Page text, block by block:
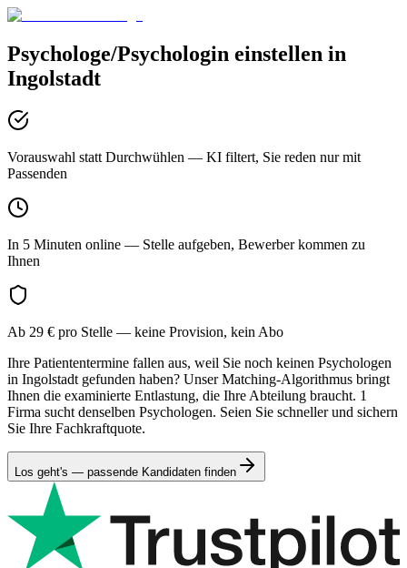
Psychologe/Psychologin einstellen in
Ingolstadt
Vorauswahl statt Durchwühlen — KI filtert, Sie reden nur mit
Passenden
In 5 Minuten online — Stelle aufgeben, Bewerber kommen zu
Ihnen
Ab 29 € pro Stelle — keine Provision, kein Abo
Ihre Patiententermine fallen aus, weil Sie noch keinen Psychologen
in Ingolstadt gefunden haben? Unser Matching-Algorithmus bringt
Ihnen die examinierte Entlastung, die Ihre Abteilung braucht. 1
Firma sucht denselben Psychologen. Seien Sie schneller und sichern
Sie Ihre Fachkraftquote.
Los geht's — passende Kandidaten finden